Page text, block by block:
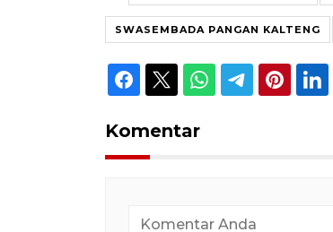
SWASEMBADA PANGAN KALTENG
Komentar